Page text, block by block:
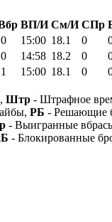
ВП/И См/И СПр
15:00 18.1 0
14:58 18.2 0
15:00 18.1 0
Штр - Штрафное
РБ - Решающие
- Выигранные
- Блокированные